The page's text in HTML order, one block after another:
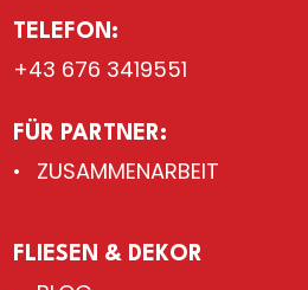
TELEFON:
+43 676 3419551
FÜR PARTNER:
ZUSAMMENARBEIT
FLIESEN & DEKOR